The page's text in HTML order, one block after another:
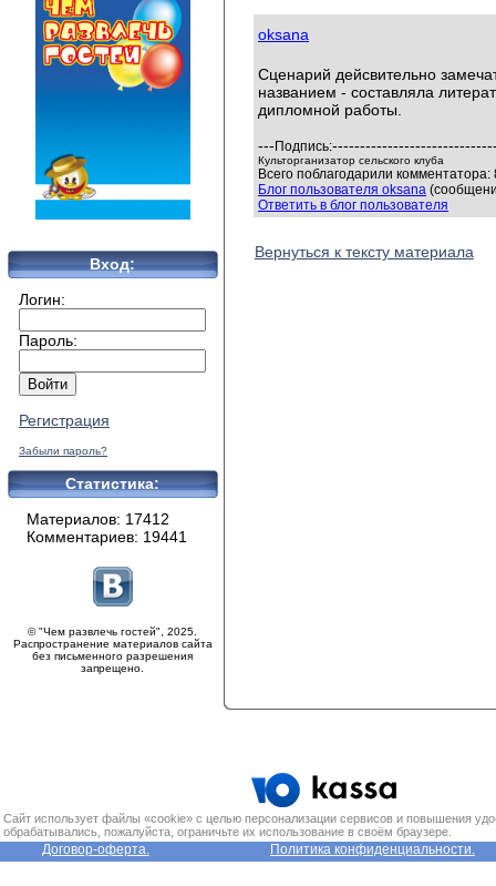
Вход:
Логин:
Пароль:
Регистрация
Забыли пароль?
Статистика:
Материалов: 17412
Комментариев: 19441
© "Чем развлечь гостей", 2025.
Распространение материалов сайта
без письменного разрешения
запрещено.
oksana
Сценарий дейсвительно
названием - составляла
дипломной работы.
--- Подпись:
Культорганизатор сельского клуба
Всего поблагодарили
Блог пользователя oksana
Ответить в блог пользователя
Вернуться к тексту материала
Сайт использует файлы «cookie» с целью персонализации сервисов и повышения
обрабатывались, пожалуйста, ограничьте их использование в своём браузере.
Договор-оферта. Политика конфиденциальности.